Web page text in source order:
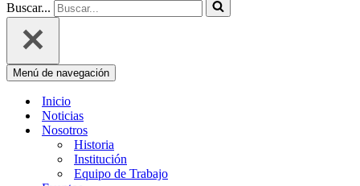
Buscar...
Menú de navegación
Inicio
Noticias
Nosotros
Historia
Institución
Equipo de Trabajo